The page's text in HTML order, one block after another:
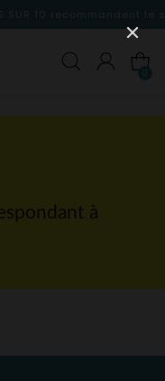
recommandent le site
à